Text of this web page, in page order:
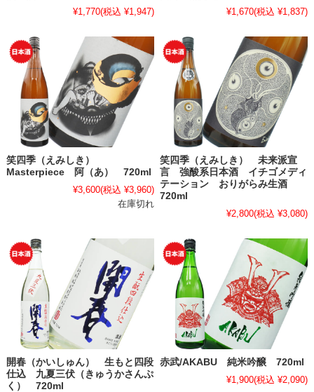
¥1,770(税込 ¥1,947)
¥1,670(税込 ¥1,837)
笑四季（えみしき）
Masterpiece 阿（あ） 720ml
¥3,600(税込 ¥3,960)
在庫切れ
笑四季（えみしき） 未来派宣
言 強酸系日本酒 イチゴメディ
テーション おりがらみ生酒
720ml
¥2,800(税込 ¥3,080)
開春（かいしゅん） 生もと四段
仕込 九夏三伏（きゅうかさんぷ
く） 720ml
赤武/AKABU 純米吟醸 720ml
¥1,900(税込 ¥2,090)